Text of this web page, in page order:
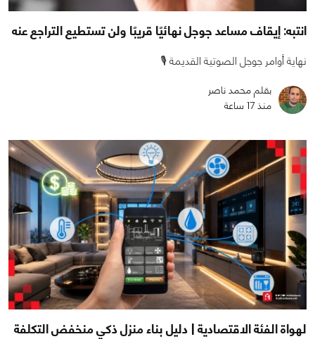
انتبه: إيقاف مساعد جوجل نهائيًا قريبًا ولن تستطيع التراجع عنه
نهاية أوامر جوجل الصوتية القديمة 🎙️
بقلم محمد ناصر
منذ 17 ساعة
لهواة الفئة الاقتصادية | دليل بناء منزل ذكي منخفض التكلفة